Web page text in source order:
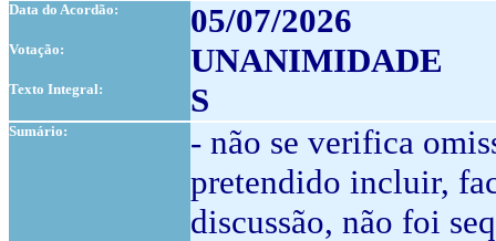
Data do Acordão: 05/07/2026
Votação: UNANIMIDADE
Texto Integral: S
Sumário:
- não se verifica
pretendido incluir,
discussão, não foi